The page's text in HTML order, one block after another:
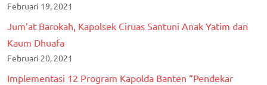
Februari 19, 2021
Jum’at Barokah, Kapolsek Ciruas Santuni Anak Yatim dan
Kaum Dhuafa
Februari 20, 2021
Implementasi 12 Program Kapolda Banten “Pendekar